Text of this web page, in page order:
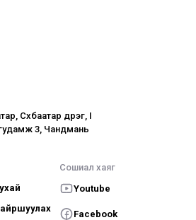
Сүхбаатар дүүрэг, I
3, Чандмань
Сошиал хаяг
Youtube
Facebook